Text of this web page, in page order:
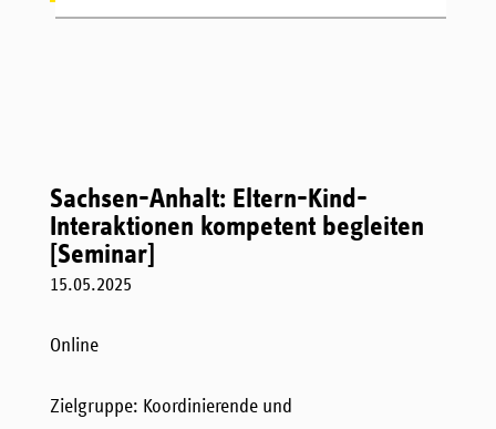
Sachsen-Anhalt: Eltern-Kind-
Interaktionen kompetent begleiten
[Seminar]
15.05.2025
Online
Zielgruppe: Koordinierende und